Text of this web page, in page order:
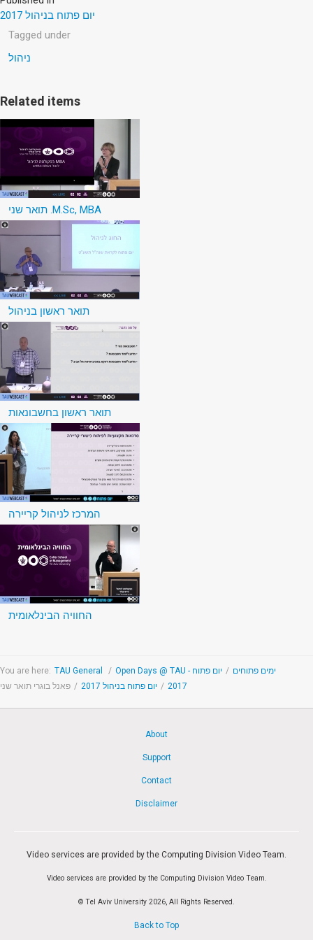
יום פתוח בניהול 2017
Tagged under
ניהול
Related items
תואר שני .M.Sc, MBA
תואר ראשון בניהול
תואר ראשון בחשבונאות
המרכז לניהול קריירה
החוויה הבינלאומית
You are here: TAU General / Open Days @ TAU - ימים פתוחים / יום פתוח
2017
/ יום פתוח בניהול 2017 / פאנל בוגרי תואר שני
About
Support
Contact
Disclaimer
Video services are provided by the Computing Division Video Team.
Video services are provided by the Computing Division Video Team.
© Tel Aviv University 2026, All Rights Reserved.
Back to Top